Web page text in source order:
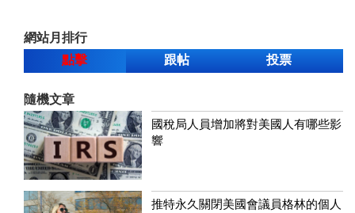
網站月排行
點擊
跟帖 投票
隨機文章
國稅局人員增加將對美國人有哪些影
響
推特永久關閉美國會議員格林的個人